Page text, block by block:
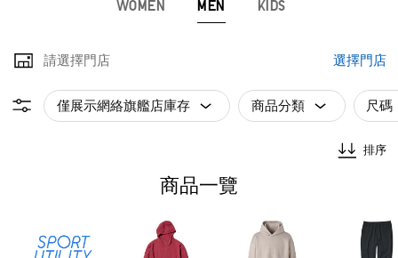
WOMEN MEN KIDS
請選擇門店 選擇門店
僅展示網絡旗艦店庫存 商品分類 尺碼
排序
商品一覽